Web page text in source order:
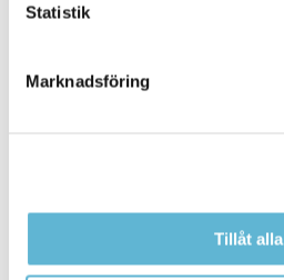
Statistik
Marknadsföring
Tillåt alla
Besöksadress
Postadress
Box 18, 295 21 Bromölla